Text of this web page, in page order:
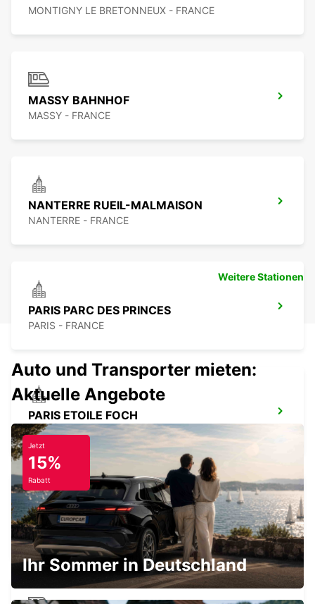
MONTIGNY LE BRETONNEUX - FRANCE
MASSY BAHNHOF
MASSY - FRANCE
NANTERRE RUEIL-MALMAISON
NANTERRE - FRANCE
PARIS PARC DES PRINCES
PARIS - FRANCE
PARIS ETOILE FOCH
PARIS - FRANCE
PARIS BAHNHOF MONTPARNASSE
PARIS - FRANCE
Weitere Stationen
Auto und Transporter mieten:
Aktuelle Angebote
Jetzt
15%
Rabatt
Ihr Sommer in Deutschland